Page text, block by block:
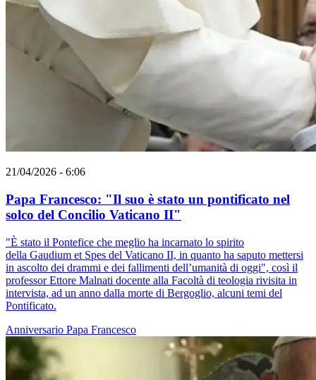
21/04/2026 - 6:06
Papa Francesco: "Il suo è stato un pontificato nel
solco del Concilio Vaticano II"
"È stato il Pontefice che meglio ha incarnato lo spirito
della Gaudium et Spes del Vaticano II, in quanto ha saputo mettersi
in ascolto dei drammi e dei fallimenti dell’umanità di oggi", così il
professor Ettore Malnati docente alla Facoltà di teologia rivisita in
intervista, ad un anno dalla morte di Bergoglio, alcuni temi del
Pontificato.
Anniversario Papa Francesco